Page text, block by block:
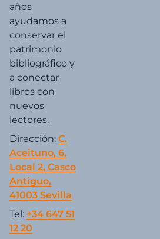
años
ayudamos a
conservar el
patrimonio
bibliográfico y
a conectar
libros con
nuevos
lectores.
Dirección: C.
Aceituno, 6,
Local 2, Casco
Antiguo,
41003 Sevilla
Tel: +34 647 51
12 20